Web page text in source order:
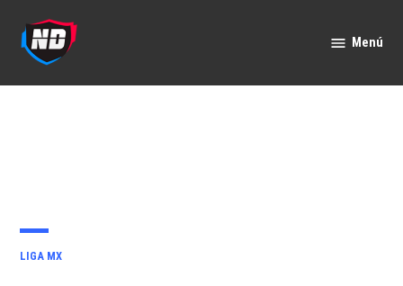
contenido
Menú
PUBLICADO
LIGA MX